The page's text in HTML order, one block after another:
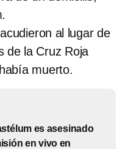
al lugar de
de la Cruz Roja
muerto.
es asesinado
en vivo en